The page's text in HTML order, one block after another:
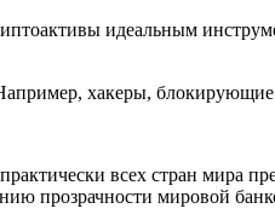
идеальным
хакеры,
всех стран
прозрачности мировой